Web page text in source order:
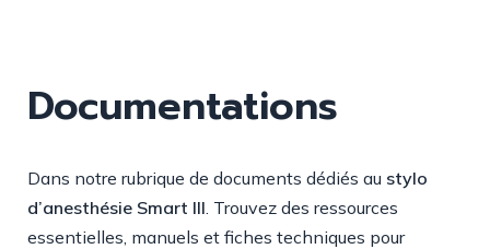
Documentations
Dans notre rubrique de documents dédiés au stylo
d’anesthésie Smart III . Trouvez des ressources
essentielles, manuels et fiches techniques pour